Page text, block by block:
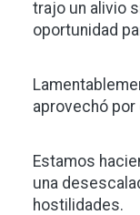
trajo un alivio
oportunidad
aprovechó
Estamos
una
hostilidades.